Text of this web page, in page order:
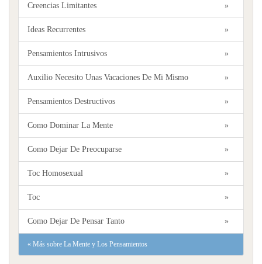
»
Creencias Limitantes
»
Ideas Recurrentes
»
Pensamientos Intrusivos
»
Auxilio Necesito Unas Vacaciones De Mi Mismo
»
Pensamientos Destructivos
»
Como Dominar La Mente
»
Como Dejar De Preocuparse
»
Toc Homosexual
»
Toc
»
Como Dejar De Pensar Tanto
« Más sobre La Mente y Los Pensamientos